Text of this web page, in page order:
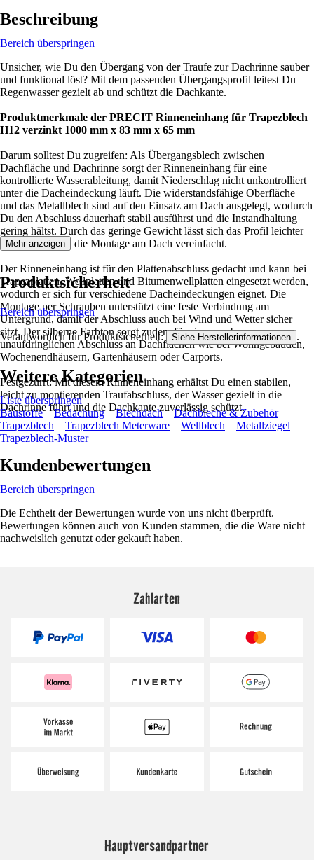
Beschreibung
Bereich überspringen
Unsicher, wie Du den Übergang von der Traufe zur Dachrinne sauber
und funktional löst? Mit dem passenden Übergangsprofil leitest Du
Regenwasser gezielt ab und schützt die Dachkante.
Produktmerkmale der PRECIT Rinneneinhang für Trapezblech
H12 verzinkt 1000 mm x 83 mm x 65 mm
Darum solltest Du zugreifen: Als Übergangsblech zwischen
Dachfläche und Dachrinne sorgt der Rinneneinhang für eine
kontrollierte Wasserableitung, damit Niederschlag nicht unkontrolliert
unter die Dacheindeckung läuft. Die widerstandsfähige Oberfläche
und das Metallblech sind auf den Einsatz am Dach ausgelegt, wodurch
Du den Abschluss dauerhaft stabil ausführst und die Instandhaltung
gering hältst. Durch das geringe Gewicht lässt sich das Profil leichter
handhaben, was die Montage am Dach vereinfacht.
Der Rinneneinhang ist für den Plattenabschluss gedacht und kann bei
Trapezplatten, Wellplatten und Bitumenwellplatten eingesetzt werden,
wodurch er sich für verschiedene Dacheindeckungen eignet. Die
Montage per Schrauben unterstützt eine feste Verbindung am
Untergrund, damit der Abschluss auch bei Wind und Wetter sicher
sitzt. Der silberne Farbton sorgt zudem für einen sauberen,
unaufdringlichen Abschluss an Dachflächen wie bei Wohngebäuden,
Wochenendhäusern, Gartenhäusern oder Carports.
Festgezurrt: Mit diesem Rinneneinhang erhältst Du einen stabilen,
leicht zu montierenden Traufabschluss, der Wasser gezielt in die
Dachrinne führt und die Dachkante zuverlässig schützt.
Mehr anzeigen
Produktsicherheit
Bereich überspringen
Verantwortlich für Produktsicherheit: Siehe Herstellerinformationen .
Weitere Kategorien
Liste überspringen
Baustoffe
Bedachung Blechdach
Dachbleche & Zubehör
Trapezblech
Trapezblech Meterware Wellblech
Metallziegel
Trapezblech-Muster
Kundenbewertungen
Bereich überspringen
Die Echtheit der Bewertungen wurde von uns nicht überprüft.
Bewertungen können auch von Kunden stammen, die die Ware nicht
nachweislich genutzt oder gekauft haben.
Zahlarten
Hauptversandpartner